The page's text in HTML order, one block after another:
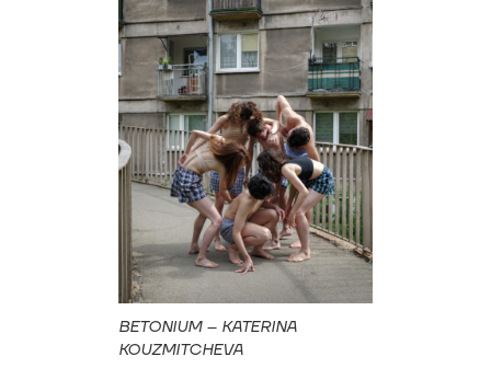
BETONIUM – KATERINA
KOUZMITCHEVA